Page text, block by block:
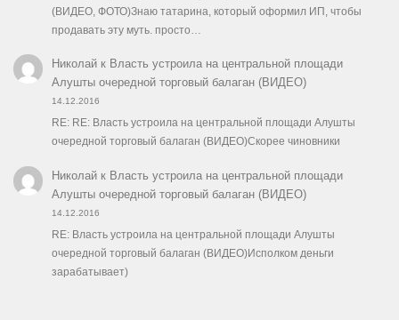
(ВИДЕО, ФОТО)Знаю татарина, который оформил ИП, чтобы
продавать эту муть. просто…
Николайк Власть устроила на центральной площади
Алушты очередной торговый балаган (ВИДЕО)
14.12.2016
RE: RE: Власть устроила на центральной площади Алушты
очередной торговый балаган (ВИДЕО)Скорее чиновники
Николайк Власть устроила на центральной площади
Алушты очередной торговый балаган (ВИДЕО)
14.12.2016
RE: Власть устроила на центральной площади Алушты
очередной торговый балаган (ВИДЕО)Исполком деньги
зарабатывает)